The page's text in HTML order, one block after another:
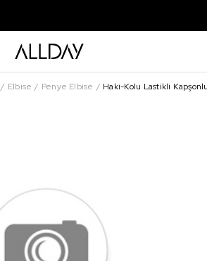
Elbise Penye Elbise Haki-Kolu Lastikli